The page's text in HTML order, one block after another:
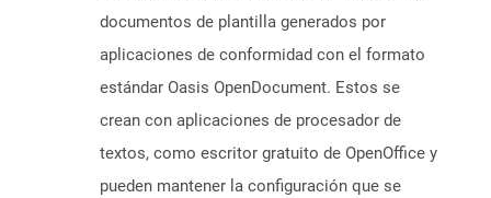
documentos de plantilla generados por
aplicaciones de conformidad con el formato
estándar Oasis OpenDocument. Estos se
crean con aplicaciones de procesador de
textos, como escritor gratuito de OpenOffice y
pueden mantener la configuración que se